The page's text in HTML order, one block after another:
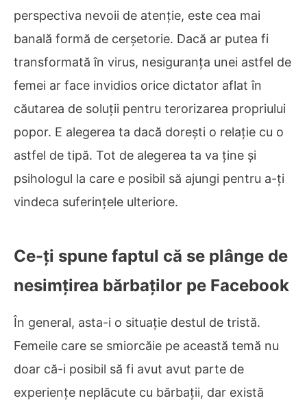
perspectiva nevoii de atenție, este cea mai
banală formă de cerșetorie. Dacă ar putea fi
transformată în virus, nesiguranța unei astfel de
femei ar face invidios orice dictator aflat în
căutarea de soluții pentru terorizarea propriului
popor. E alegerea ta dacă dorești o relație cu o
astfel de tipă. Tot de alegerea ta va ține și
psihologul la care e posibil să ajungi pentru a-ți
vindeca suferințele ulteriore.
Ce-ți spune faptul că se plânge de
nesimțirea bărbaților pe Facebook
În general, asta-i o situație destul de tristă.
Femeile care se smiorcăie pe această temă nu
doar că-i posibil să fi avut avut parte de
experiențe neplăcute cu bărbații, dar există